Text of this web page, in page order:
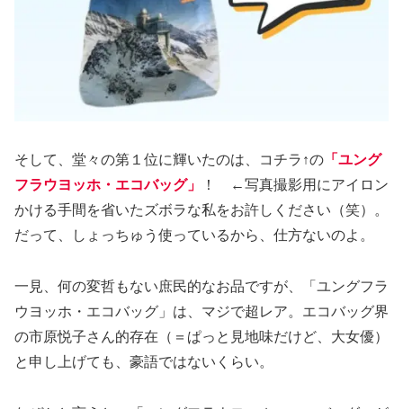
そして、堂々の第１位に輝いたのは、コチラ↑の 「ユング
フラウヨッホ・エコバッグ」
！ ←写真撮影用にアイロン
かける手間を省いたズボラな私をお許しください（笑）。
だって、しょっちゅう使っているから、仕方ないのよ。
一見、何の変哲もない庶民的なお品ですが、「ユングフラ
ウヨッホ・エコバッグ」は、マジで超レア。エコバッグ界
の市原悦子さん的存在（＝ぱっと見地味だけど、大女優）
と申し上げても、豪語ではないくらい。